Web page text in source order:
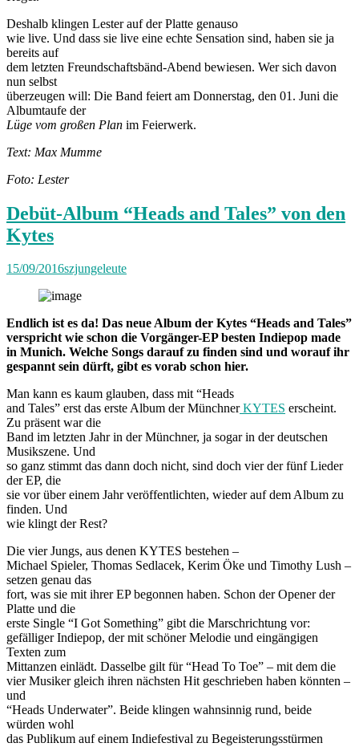
Deshalb klingen Lester auf der Platte genauso
wie live. Und dass sie live eine echte Sensation sind, haben sie ja
bereits auf
dem letzten Freundschaftsbänd-Abend bewiesen. Wer sich davon
nun selbst
überzeugen will: Die Band feiert am Donnerstag, den 01. Juni die
Albumtaufe der
Lüge vom großen Plan im Feierwerk.
Text: Max Mumme
Foto: Lester
Debüt-Album “Heads and Tales” von den
Kytes
15/09/2016szjungeleute
Endlich ist es da! Das neue Album der Kytes “Heads and Tales”
verspricht wie schon die Vorgänger-EP besten Indiepop made
in Munich. Welche Songs darauf zu finden sind und worauf ihr
gespannt sein dürft, gibt es vorab schon hier.
Man kann es kaum glauben, dass mit “Heads
and Tales” erst das erste Album der MünchnerKYTES erscheint.
Zu präsent war die
Band im letzten Jahr in der Münchner, ja sogar in der deutschen
Musikszene. Und
so ganz stimmt das dann doch nicht, sind doch vier der fünf Lieder
der EP, die
sie vor über einem Jahr veröffentlichten, wieder auf dem Album zu
finden. Und
wie klingt der Rest?
Die vier Jungs, aus denen KYTES bestehen –
Michael Spieler, Thomas Sedlacek, Kerim Öke und Timothy Lush –
setzen genau das
fort, was sie mit ihrer EP begonnen haben. Schon der Opener der
Platte und die
erste Single “I Got Something” gibt die Marschrichtung vor:
gefälliger Indiepop, der mit schöner Melodie und eingängigen
Texten zum
Mittanzen einlädt. Dasselbe gilt für “Head To Toe” – mit dem die
vier Musiker gleich ihren nächsten Hit geschrieben haben könnten –
und
“Heads Underwater”. Beide klingen wahnsinnig rund, beide
würden wohl
das Publikum auf einem Indiefestival zu Begeisterungsstürmen